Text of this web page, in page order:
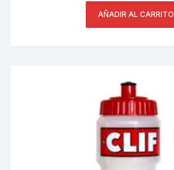
AÑADIR AL CARRITO